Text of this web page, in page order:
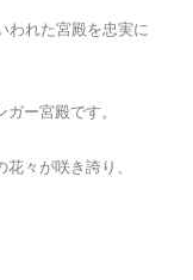
われた宮殿を忠実に
ー宮殿です。
々が咲き誇り、